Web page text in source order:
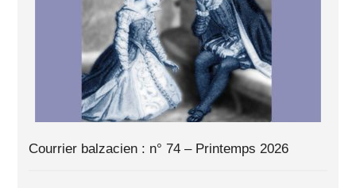
Courrier balzacien : n° 74 – Printemps 2026